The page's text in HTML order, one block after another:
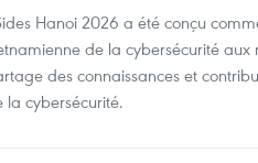
Hanoi 2026 a été conçu
de la cybersécurité
des connaissances et
la cybersécurité.